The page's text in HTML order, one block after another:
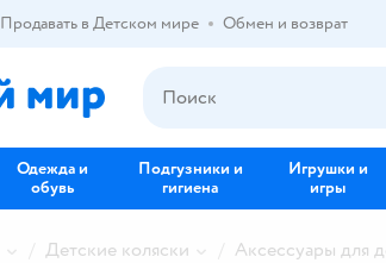
Продавать в Детском мире Обмен и возврат
Одежда и
обувь
Подгузники и
гигиена
Игрушки и
игры
Детские коляски Аксессуары для